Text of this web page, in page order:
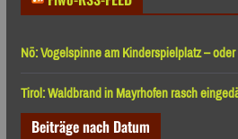
Nö: Vogelspinne am Kinderspielplatz –
Tirol: Waldbrand in Mayrhofen rasch
Beiträge nach Datum